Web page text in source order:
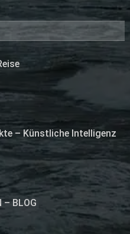
– Künstliche Intelligenz
– BLOG